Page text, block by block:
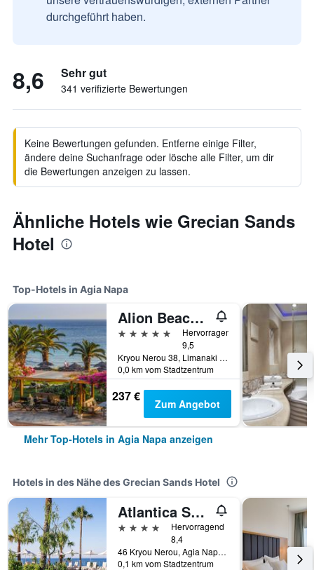
durchgeführt haben.
8,6 Sehr gut
341 verifizierte Bewertungen
Keine Bewertungen gefunden. Entferne einige Filter,
ändere deine Suchanfrage oder lösche alle Filter, um dir
die Bewertungen anzeigen zu lassen.
Ähnliche Hotels wie Grecian Sands
Hotel
Top-Hotels in Agia Napa
Alion Beach Hotel
5 Sterne
Hervorragend
9,5
Kryou Nerou 38, Limanaki Beach, Agia Napa, Zypern
0,0 km vom Stadtzentrum
237 € Zum Angebot
Mehr Top-Hotels in Agia Napa anzeigen
Hotels in des Nähe des Grecian Sands Hotel
Atlantica Sungarden Beach
4 Sterne
Hervorragend
8,4
46 Kryou Nerou, Agia Napa, Zypern
0,1 km vom Stadtzentrum